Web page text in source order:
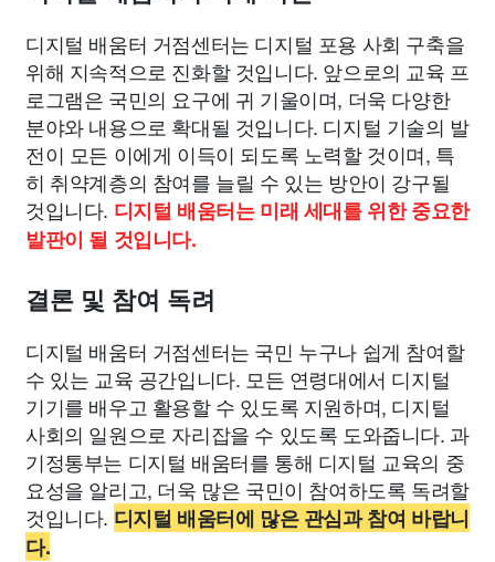
디지털 배움터 거점센터는 디지털 포용 사회 구축을
위해 지속적으로 진화할 것입니다. 앞으로의 교육 프
로그램은 국민의 요구에 귀 기울이며, 더욱 다양한
분야와 내용으로 확대될 것입니다. 디지털 기술의 발
전이 모든 이에게 이득이 되도록 노력할 것이며, 특
히 취약계층의 참여를 늘릴 수 있는 방안이 강구될
것입니다. 디지털 배움터는 미래 세대를 위한 중요한
발판이 될 것입니다.
결론 및 참여 독려
디지털 배움터 거점센터는 국민 누구나 쉽게 참여할
수 있는 교육 공간입니다. 모든 연령대에서 디지털
기기를 배우고 활용할 수 있도록 지원하며, 디지털
사회의 일원으로 자리잡을 수 있도록 도와줍니다. 과
기정통부는 디지털 배움터를 통해 디지털 교육의 중
요성을 알리고, 더욱 많은 국민이 참여하도록 독려할
것입니다. 디지털 배움터에 많은 관심과 참여 바랍니
다.